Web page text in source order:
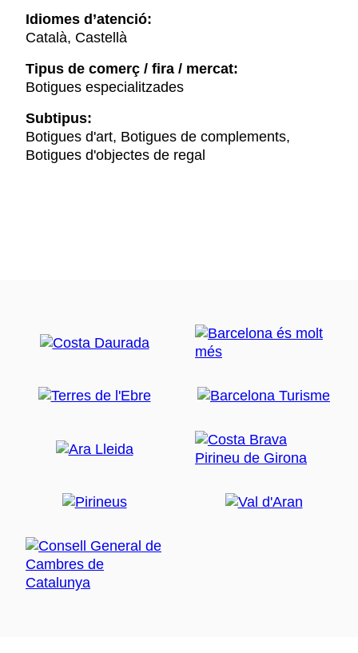
Idiomes d’atenció:
Català, Castellà
Tipus de comerç / fira / mercat:
Botigues especialitzades
Subtipus:
Botigues d'art, Botigues de complements,
Botigues d'objectes de regal